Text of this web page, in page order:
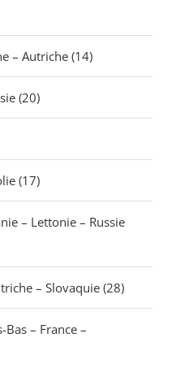
– Autriche (14)
(20)
(17)
– Lettonie – Russie
– Slovaquie (28)
– France –